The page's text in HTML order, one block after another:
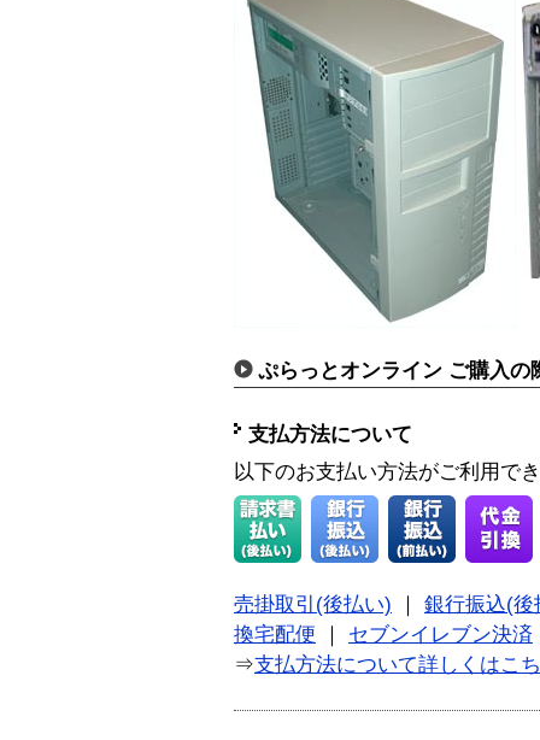
ぷらっとオンライン ご購入の
支払方法について
以下のお支払い方法がご利用で
売掛取引(後払い)
銀行振込(後
換宅配便
セブンイレブン決済
⇒支払方法について詳しくはこ